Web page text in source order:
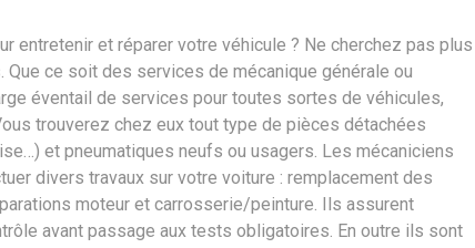
entretenir et réparer votre véhicule ? Ne cherchez pas plus
ce soit des services de mécanique générale ou
éventail de services pour toutes sortes de véhicules,
trouverez chez eux tout type de pièces détachées
et pneumatiques neufs ou usagers. Les mécaniciens
divers travaux sur votre voiture : remplacement des
moteur et carrosserie/peinture. Ils assurent
avant passage aux tests obligatoires. En outre ils sont